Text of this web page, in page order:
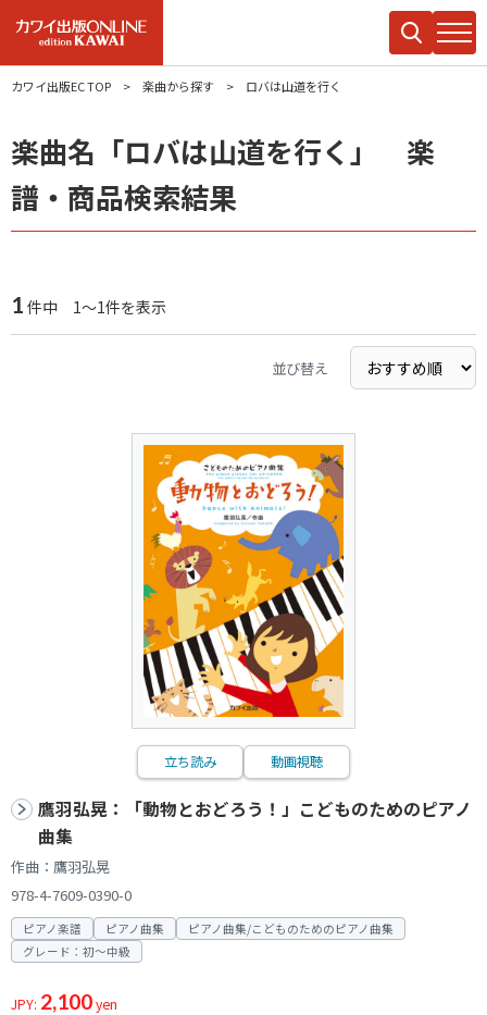
カワイ出版EC TOP 楽曲から探す ロバは山道を行く
楽曲名「ロバは山道を行く」 楽
譜・商品検索結果
1 件中 1～1件を表示
並び替え
立ち読み 動画視聴
鷹羽弘晃：「動物とおどろう！」こどものためのピアノ
曲集
作曲：鷹羽弘晃
978-4-7609-0390-0
ピアノ楽譜 ピアノ曲集
ピアノ曲集/こどものためのピアノ曲集
グレード：初～中級
JPY: 2,100yen